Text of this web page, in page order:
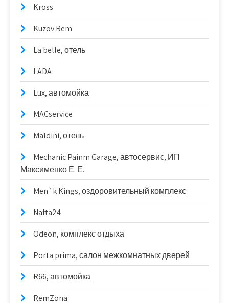
Kross
Kuzov Rem
La belle, отель
LADA
Lux, автомойка
MACservice
Maldini, отель
Mechanic Painm Garage, автосервис, ИП
Максименко Е. Е.
Men`k Kings, оздоровительный комплекс
Nafta24
Odeon, комплекс отдыха
Porta prima, салон межкомнатных дверей
R66, автомойка
RemZona